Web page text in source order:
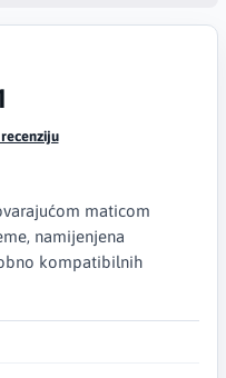
maticom
namijenjena
kompatibilnih